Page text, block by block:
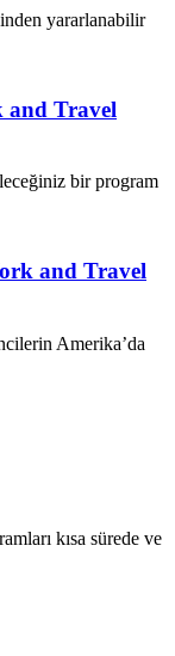
yararlanabilir
Travel
bir program
and Travel
Amerika’da
kısa sürede ve